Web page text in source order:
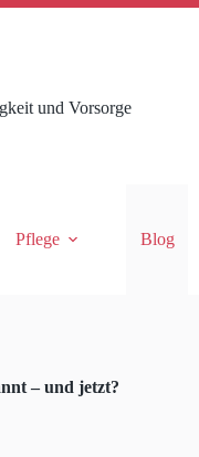
und Vorsorge
Pflege Blog
– und jetzt?